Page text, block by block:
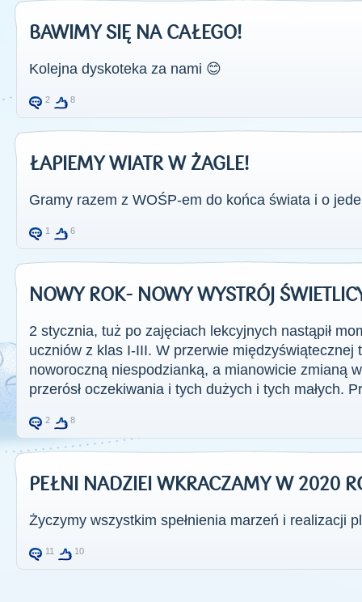
BAWIMY SIĘ NA CAŁEGO!
Kolejna dyskoteka za nami 😊
2 8
ŁAPIEMY WIATR W ŻAGLE!
Gramy razem z WOŚP-em do końca świata i o
1 6
NOWY ROK- NOWY WYSTRÓJ
2 stycznia, tuż po zajęciach lekcyjnych nastąpił
uczniów z klas I-III. W przerwie międzyświątecznej
noworoczną niespodzianką, a mianowicie zmianą
przerósł oczekiwania i tych dużych i tych małych.
2 8
PEŁNI NADZIEI WKRACZAMY W 2020
Życzymy wszystkim spełnienia marzeń i realizacji
11 10